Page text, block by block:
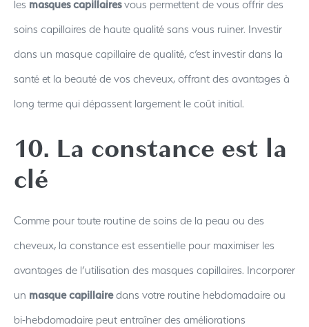
les masques capillairesvous permettent de vous offrir des
soins capillaires de haute qualité sans vous ruiner. Investir
dans un masque capillaire de qualité, c’est investir dans la
santé et la beauté de vos cheveux, offrant des avantages à
long terme qui dépassent largement le coût initial.
10. La constance est la
clé
Comme pour toute routine de soins de la peau ou des
cheveux, la constance est essentielle pour maximiser les
avantages de l’utilisation des masques capillaires. Incorporer
un masque capillairedans votre routine hebdomadaire ou
bi-hebdomadaire peut entraîner des améliorations